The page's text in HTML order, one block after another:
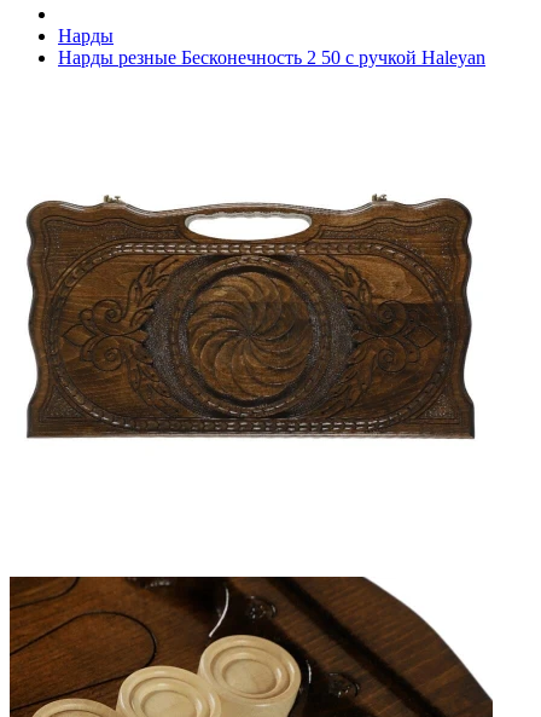
Нарды
Нарды резные Бесконечность 2 50 с ручкой Haleyan